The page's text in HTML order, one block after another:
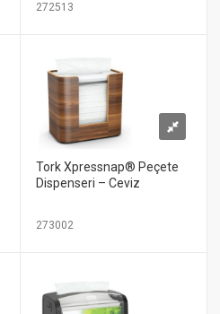
272513
Tork Xpressnap® Peçete
Dispenseri – Ceviz
273002